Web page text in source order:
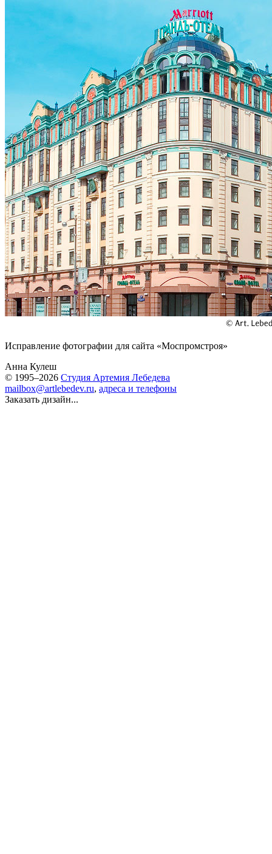
Исправление фотографии для сайта «Моспромстроя»
Анна Кулеш
© 1995–2026 Студия Артемия Лебедева
mailbox@artlebedev.ru, адреса и телефоны
Заказать дизайн...